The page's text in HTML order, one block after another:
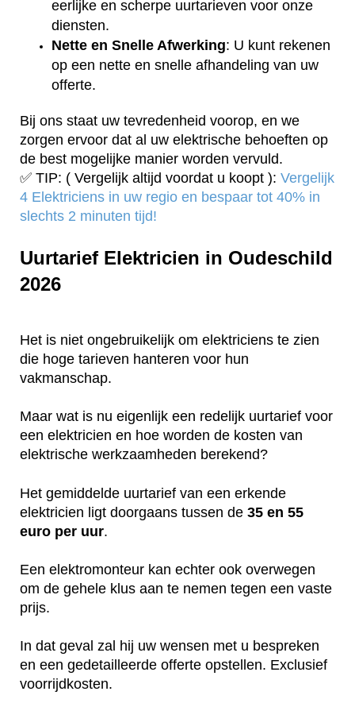
eerlijke en scherpe uurtarieven voor onze
diensten.
Nette en Snelle Afwerking: U kunt rekenen
op een nette en snelle afhandeling van uw
offerte.
Bij ons staat uw tevredenheid voorop, en we
zorgen ervoor dat al uw elektrische behoeften op
de best mogelijke manier worden vervuld.
✅ TIP: ( Vergelijk altijd voordat u koopt ): Vergelijk
4 Elektriciens in uw regio en bespaar tot 40% in
slechts 2 minuten tijd!
Uurtarief Elektricien in Oudeschild
2026
Het is niet ongebruikelijk om elektriciens te zien
die hoge tarieven hanteren voor hun
vakmanschap.
Maar wat is nu eigenlijk een redelijk uurtarief voor
een elektricien en hoe worden de kosten van
elektrische werkzaamheden berekend?
Het gemiddelde uurtarief van een erkende
elektricien ligt doorgaans tussen de 35 en 55
euro per uur.
Een elektromonteur kan echter ook overwegen
om de gehele klus aan te nemen tegen een vaste
prijs.
In dat geval zal hij uw wensen met u bespreken
en een gedetailleerde offerte opstellen. Exclusief
voorrijdkosten.